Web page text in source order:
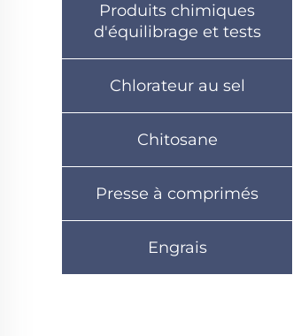
Produits chimiques
d'équilibrage et tests
Chlorateur au sel
Chitosane
Presse à comprimés
Engrais